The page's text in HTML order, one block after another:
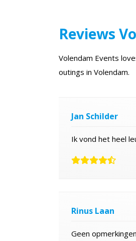
Reviews
Volendam Events
outings in Volendam.
Jan Schilder
Ik vond het heel
Rinus Laan
Geen